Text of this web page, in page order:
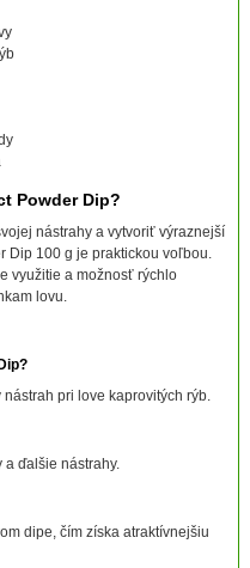
Powder Dip?
nástrahy a vytvoriť výraznejší
Dip 100 g je praktickou voľbou.
využitie a možnosť rýchlo
lovu.
pri love kaprovitých rýb.
ďalšie nástrahy.
dipe, čím získa atraktívnejšiu